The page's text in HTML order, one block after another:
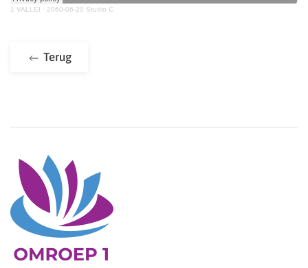
1 VALLEI · 2060-06-20 Studio C
Terug